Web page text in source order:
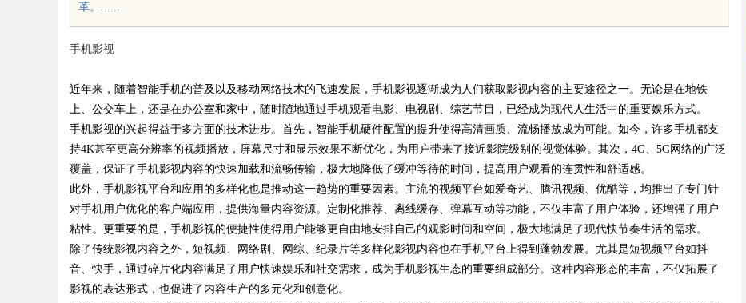
uz
革。......
手机影视
近年来，随着智能手机的普及以及移动网络技术的飞速发展，手机影视逐渐成为人们获取影视内容的主要途径之一。无论是在地铁
上、公交车上，还是在办公室和家中，随时随地通过手机观看电影、电视剧、综艺节目，已经成为现代人生活中的重要娱乐方式。
手机影视的兴起得益于多方面的技术进步。首先，智能手机硬件配置的提升使得高清画质、流畅播放成为可能。如今，许多手机都支
持4K甚至更高分辨率的视频播放，屏幕尺寸和显示效果不断优化，为用户带来了接近影院级别的视觉体验。其次，4G、5G网络的广泛
覆盖，保证了手机影视内容的快速加载和流畅传输，极大地降低了缓冲等待的时间，提高用户观看的连贯性和舒适感。
此外，手机影视平台和应用的多样化也是推动这一趋势的重要因素。主流的视频平台如爱奇艺、腾讯视频、优酷等，均推出了专门针
对手机用户优化的客户端应用，提供海量内容资源。定制化推荐、离线缓存、弹幕互动等功能，不仅丰富了用户体验，还增强了用户
粘性。更重要的是，手机影视的便捷性使得用户能够更自由地安排自己的观影时间和空间，极大地满足了现代快节奏生活的需求。
除了传统影视内容之外，短视频、网络剧、网综、纪录片等多样化影视内容也在手机平台上得到蓬勃发展。尤其是短视频平台如抖
音、快手，通过碎片化内容满足了用户快速娱乐和社交需求，成为手机影视生态的重要组成部分。这种内容形态的丰富，不仅拓展了
影视的表达形式，也促进了内容生产的多元化和创意化。
析厦门私家侦探行业的现状与
析 现状